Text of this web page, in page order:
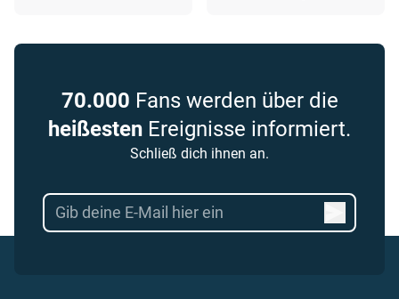
70.000 Fans werden über die
heißesten Ereignisse informiert.
Schließ dich ihnen an.